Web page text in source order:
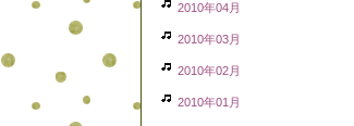
2010年04月
2010年03月
2010年02月
2010年01月